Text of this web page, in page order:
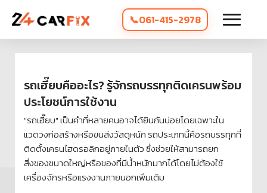
061-415-2978
รถเฮี๊ยบคืออะไร? รู้จักรถบรรทุกติดเครนพร้อม
ประโยชน์การใช้งาน
"รถเฮี๊ยบ" เป็นคำที่หลายคนอาจได้ยินกันบ่อยโดยเฉพาะใน
แวดวงก่อสร้างหรือขนส่งวัสดุหนัก รถประเภทนี้คือรถบรรทุกที่
ติดตั้งเครนไฮดรอลิกอยู่ภายในตัว ซึ่งช่วยให้สามารถยก
สิ่งของขนาดใหญ่หรือของที่มีน้ำหนักมากได้โดยไม่ต้องใช้
เครื่องจักรหรือแรงงานภายนอกเพิ่มเติม